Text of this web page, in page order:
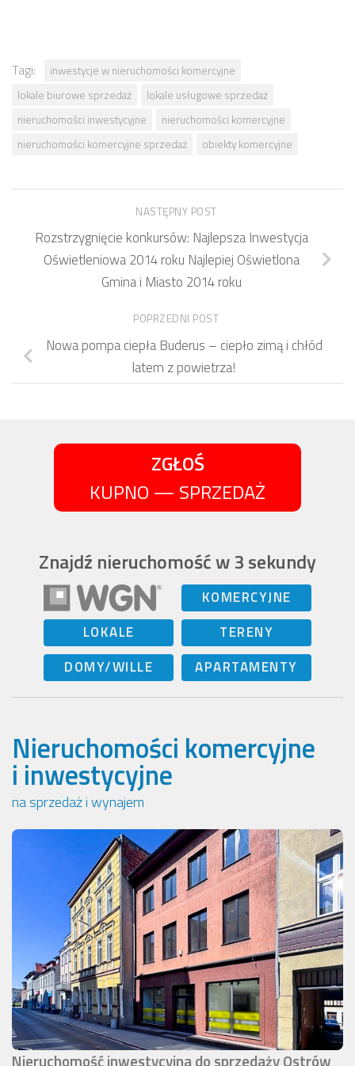
Tagi:
inwestycje w nieruchomości komercyjne
lokale biurowe sprzedaż
lokale usługowe sprzedaż
nieruchomości inwestycyjne
nieruchomości komercyjne
nieruchomości komercyjne sprzedaż
obiekty komercyjne
NASTĘPNY POST
Rozstrzygnięcie konkursów: Najlepsza Inwestycja
Oświetleniowa 2014 roku Najlepiej Oświetlona
Gmina i Miasto 2014 roku
POPRZEDNI POST
Nowa pompa ciepła Buderus – ciepło zimą i chłód
latem z powietrza!
ZGŁOŚ
KUPNO — SPRZEDAŻ
Znajdź nieruchomość w 3 sekundy
KOMERCYJNE
LOKALE
TERENY
DOMY/WILLE
APARTAMENTY
Nieruchomości komercyjne
i inwestycyjne
na sprzedaż i wynajem
Nieruchomość inwestycyjna do sprzedaży Ostrów